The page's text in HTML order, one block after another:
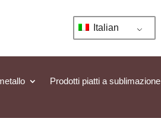
Italian
Prodotti piatti a sublimazione